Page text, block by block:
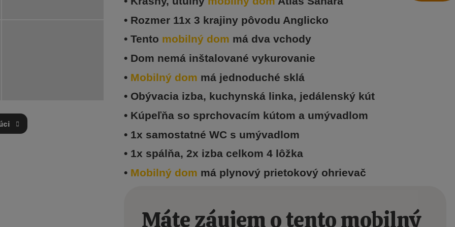
• Rozmer 11x 3 krajiny pôvodu Anglicko
• Tento mobilný dom má dva vchody
• Dom nemá inštalované vykurovanie
• Mobilný dom má jednoduché sklá
• Obývacia izba, kuchynská linka, jedálenský kút
• Kúpeľňa so sprchovacím kútom a umývadlom
• 1x samostatné WC s umývadlom
• 1x spálňa, 2x izba celkom 4 lôžka
• Mobilný dom má plynový prietokový ohrievač
Máte záujem o tento mobilný